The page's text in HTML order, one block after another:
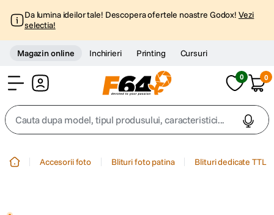
Da lumina ideilor tale! Descopera ofertele noastre Godox! Vezi
selectia!
Magazin online Inchirieri Printing Cursuri
0 0
Cauta dupa model, tipul produsului, caracteristici...
Accesorii foto Blituri foto patina Blituri dedicate TTL